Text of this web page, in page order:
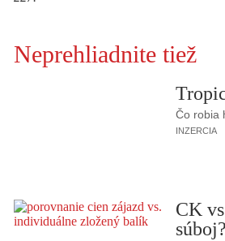
Neprehliadnite tiež
Čo robia
INZERCIA
CK